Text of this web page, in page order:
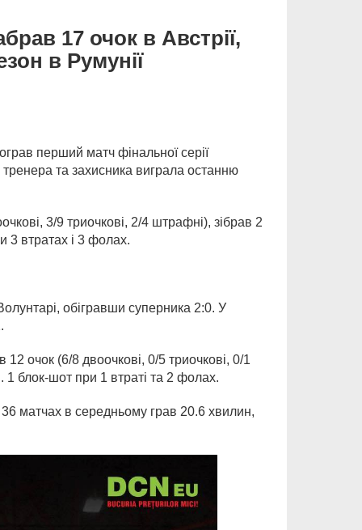
17 очок в Австрії,
в Румунії
перший матч фінальної серії
та захисника виграла останню
3/9 триочкові, 2/4 штрафні), зібрав 2
3 втратах і 3 фолах.
обігравши суперника 2:0. У
очок (6/8 двоочкові, 0/5 триочкові, 0/1
блок-шот при 1 втраті та 2 фолах.
матчах в середньому грав 20.6 хвилин,